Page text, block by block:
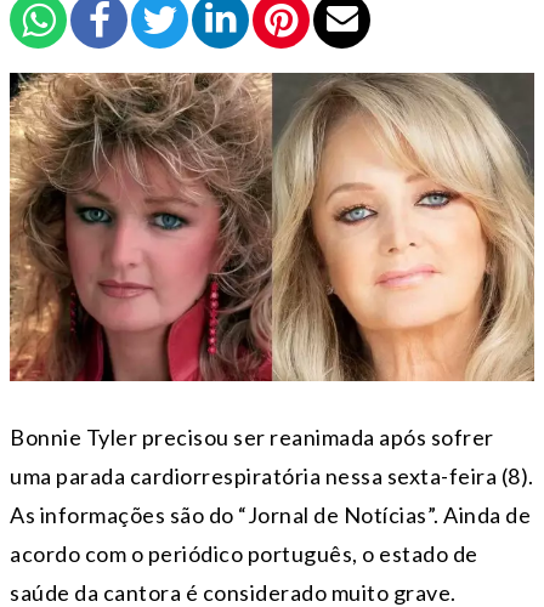
Bonnie Tyler precisou ser reanimada após sofrer
uma parada cardiorrespiratória nessa sexta-feira (8).
As informações são do “Jornal de Notícias”. Ainda de
acordo com o periódico português, o estado de
saúde da cantora é considerado muito grave.